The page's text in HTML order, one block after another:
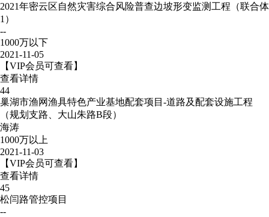
2021年密云区自然灾害综合风险普查边坡形变监测工程（联合体
1）
--
1000万以下
2021-11-05
【VIP会员可查看】
查看详情
44
巢湖市渔网渔具特色产业基地配套项目-道路及配套设施工程
（规划支路、大山朱路B段）
海涛
1000万以上
2021-11-03
【VIP会员可查看】
查看详情
45
松闫路管控项目
--